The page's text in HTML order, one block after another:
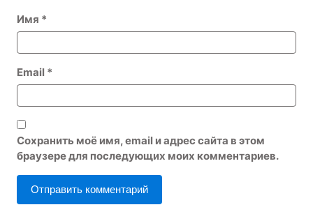
Имя *
Email *
Сохранить моё имя, email и адрес сайта в этом
браузере для последующих моих комментариев.